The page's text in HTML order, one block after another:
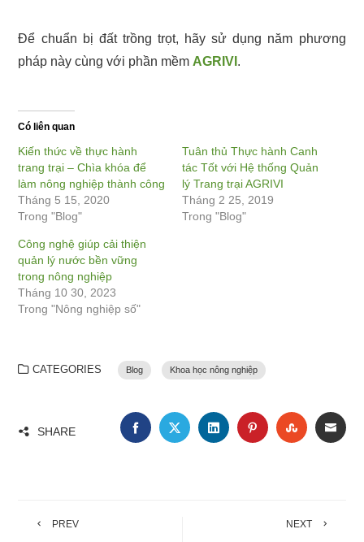
Để chuẩn bị đất trồng trọt, hãy sử dụng năm phương
pháp này cùng với phần mềm AGRIVI .
Có liên quan
Kiến thức về thực hành
trang trại – Chìa khóa để
làm nông nghiệp thành công
Tháng 5 15, 2020
Trong "Blog"
Tuân thủ Thực hành Canh
tác Tốt với Hệ thống Quản
lý Trang trại AGRIVI
Tháng 2 25, 2019
Trong "Blog"
Công nghệ giúp cải thiện
quản lý nước bền vững
trong nông nghiệp
Tháng 10 30, 2023
Trong "Nông nghiệp số"
CATEGORIES Blog Khoa học nông nghiệp
SHARE FACEBOOKTWITTERLINKEDINPINTEREST
PREV NEXT